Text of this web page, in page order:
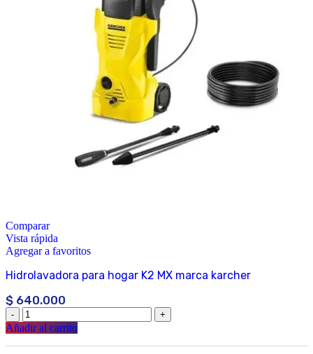
Comparar
Vista rápida
Agregar a favoritos
Hidrolavadora para hogar K2 MX marca karcher
$ 640.000
Añadir al carrito